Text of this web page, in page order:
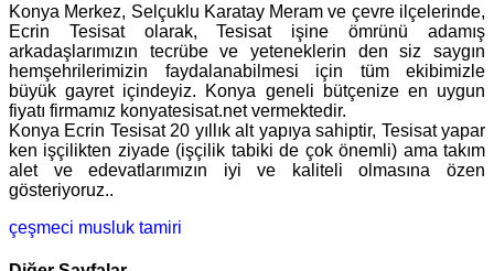
Konya Merkez, Selçuklu Karatay Meram ve çevre ilçelerinde,
Ecrin Tesisat olarak, Tesisat işine ömrünü adamış
arkadaşlarımızın tecrübe ve yeteneklerin den siz saygın
hemşehrilerimizin faydalanabilmesi için tüm ekibimizle
büyük gayret içindeyiz. Konya geneli bütçenize en uygun
fiyatı firmamız konyatesisat.net vermektedir.
Konya Ecrin Tesisat 20 yıllık alt yapıya sahiptir, Tesisat yapar
ken işçilikten ziyade (işçilik tabiki de çok önemli) ama takım
alet ve edevatlarımızın iyi ve kaliteli olmasına özen
gösteriyoruz..
çeşmeci musluk tamiri